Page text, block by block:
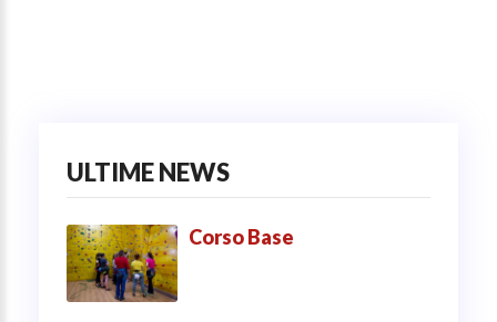
ULTIME NEWS
Corso Base